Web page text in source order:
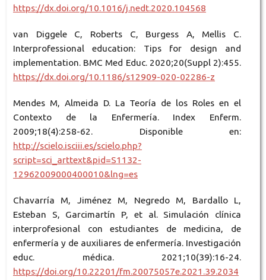
https://dx.doi.org/10.1016/j.nedt.2020.104568
van Diggele C, Roberts C, Burgess A, Mellis C.
Interprofessional education: Tips for design and
implementation. BMC Med Educ. 2020;20(Suppl 2):455.
https://dx.doi.org/10.1186/s12909-020-02286-z
Mendes M, Almeida D. La Teoría de los Roles en el
Contexto de la Enfermería. Index Enferm.
2009;18(4):258-62. Disponible en:
http://scielo.isciii.es/scielo.php?
script=sci_arttext&pid=S1132-
12962009000400010&lng=es
Chavarría M, Jiménez M, Negredo M, Bardallo L,
Esteban S, Garcimartín P, et al. Simulación clínica
interprofesional con estudiantes de medicina, de
enfermería y de auxiliares de enfermería. Investigación
educ. médica. 2021;10(39):16-24.
https://doi.org/10.22201/fm.20075057e.2021.39.2034